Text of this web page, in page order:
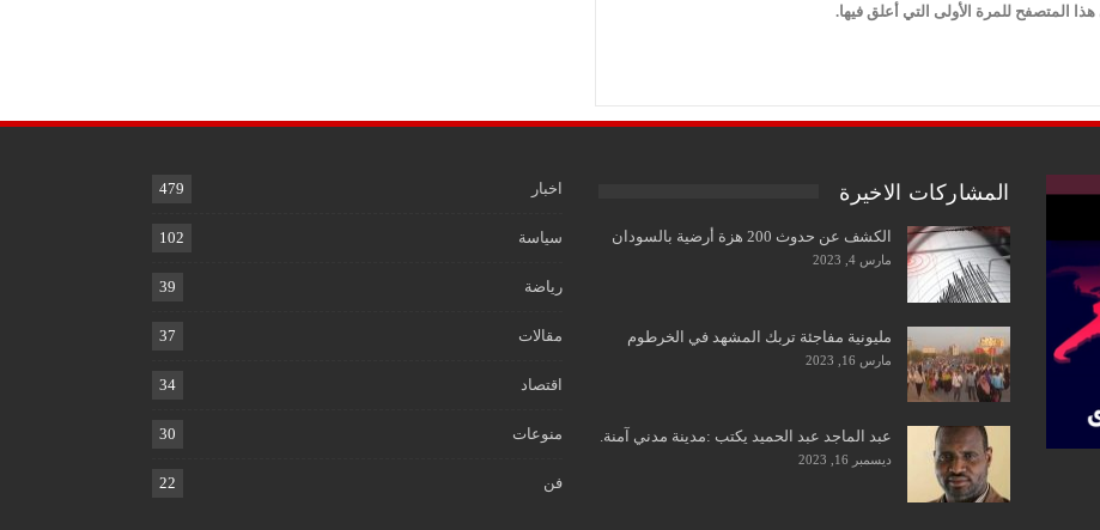
المتصفح للمرة الأولى التي أعلق فيها.
المشاركات الاخيرة
الكشف عن حدوث 200 هزة أرضية بالسودان
مارس 4, 2023
مليونية مفاجئة تربك المشهد في الخرطوم
مارس 16, 2023
عبد الماجد عبد الحميد يكتب :مدينة مدني آمنة.
ديسمبر 16, 2023
اخبار 479
سياسة 102
رياضة 39
مقالات 37
اقتصاد 34
منوعات 30
فن 22